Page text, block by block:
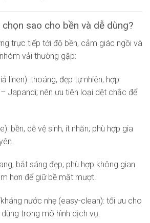
chọn sao cho bền và dễ dùng?
trực tiếp tới độ bền, cảm giác ngồi và
vải thường gặp:
linen): thoáng, đẹp tự nhiên, hợp
Japandi; nên ưu tiên loại dệt chắc để
bền, dễ vệ sinh, ít nhăn; phù hợp gia
bắt sáng đẹp; phù hợp không gian
hơn để giữ bề mặt mượt.
nước nhẹ (easy-clean): tối ưu cho
trong mô hình dịch vụ.